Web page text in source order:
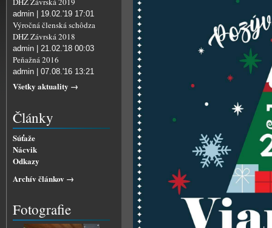
admin | 19.02.'19 17:01
Výročná členská schôdza
DHZ Závrská 2018
admin | 21.02.'18 00:03
Peňažná 2016
admin | 07.08.'16 13:21
Všetky aktuality →
Články
Súťaže
Nácvik
Odkazy
Archív článkov →
Fotografie